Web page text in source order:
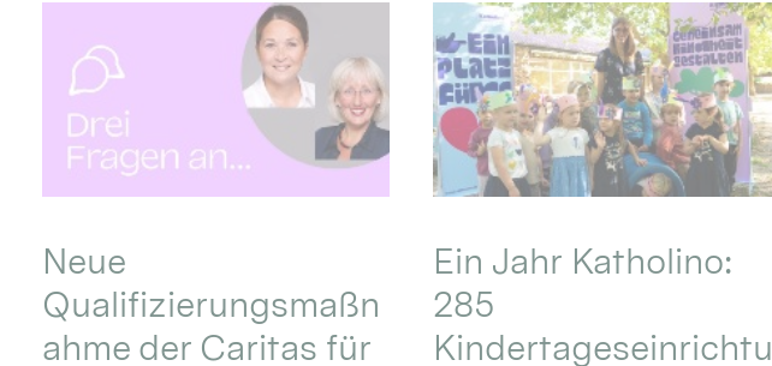
Neue
Qualifizierungsmaßn
ahme der Caritas für
Ein Jahr Katholino:
285
Kindertageseinrichtu